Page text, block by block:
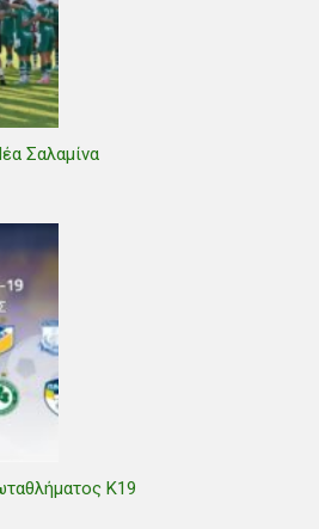
Σαλαμίνα
Κ19